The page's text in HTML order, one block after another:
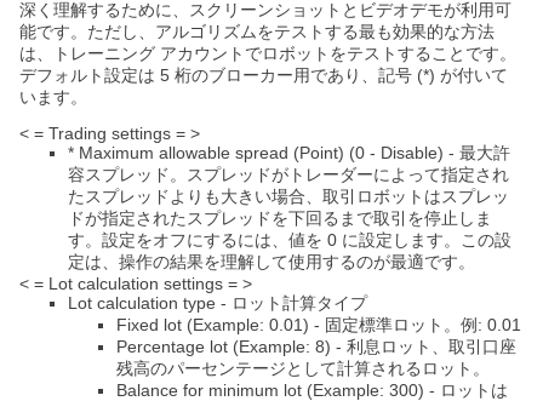
深く理解するために、スクリーンショットとビデオデモが利用可
能です。ただし、アルゴリズムをテストする最も効果的な方法
は、トレーニング アカウントでロボットをテストすることです。
デフォルト設定は 5 桁のブローカー用であり、記号 (*) が付いて
います。
< = Trading settings = >
* Maximum allowable spread (Point) (0 - Disable) - 最大許
容スプレッド。スプレッドがトレーダーによって指定され
たスプレッドよりも大きい場合、取引ロボットはスプレッ
ドが指定されたスプレッドを下回るまで取引を停止しま
す。設定をオフにするには、値を 0 に設定します。この設
定は、操作の結果を理解して使用するのが最適です。
< = Lot calculation settings = >
Lot calculation type - ロット計算タイプ
Fixed lot (Example: 0.01) - 固定標準ロット。例: 0.01
Percentage lot (Example: 8) - 利息ロット、取引口座
残高のパーセンテージとして計算されるロット。
Balance for minimum lot (Example: 300) - ロットは